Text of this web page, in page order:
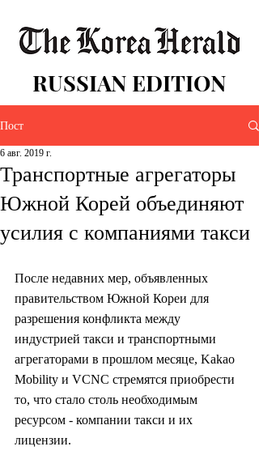
RUSSIAN EDITION
Пост
Транспортные агрегаторы
Южной Корей объединяют
усилия с компаниями такси
6 авг. 2019 г.
После недавних мер, объявленных
правительством Южной Кореи для
разрешения конфликта между
индустрией такси и транспортными
агрегаторами в прошлом месяце, Kakao
Mobility и VCNC стремятся приобрести
то, что стало столь необходимым
ресурсом - компании такси и их
лицензии.